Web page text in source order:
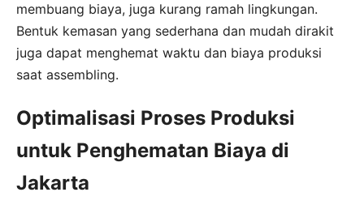
membuang biaya, juga kurang ramah lingkungan.
Bentuk kemasan yang sederhana dan mudah dirakit
juga dapat menghemat waktu dan biaya produksi
saat assembling.
Optimalisasi Proses Produksi
untuk Penghematan Biaya di
Jakarta